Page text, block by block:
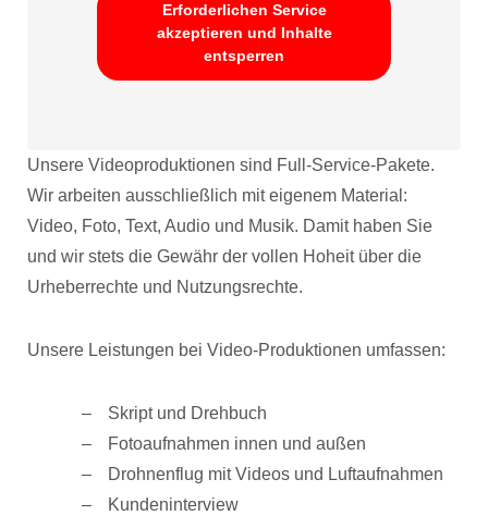
Erforderlichen Service
akzeptieren und Inhalte
entsperren
Unsere Videoproduktionen sind Full-Service-Pakete.
Wir arbeiten ausschließlich mit eigenem Material:
Video, Foto, Text, Audio und Musik. Damit haben Sie
und wir stets die Gewähr der vollen Hoheit über die
Urheberrechte und Nutzungsrechte.
Unsere Leistungen bei Video-Produktionen umfassen:
Skript und Drehbuch
Fotoaufnahmen innen und außen
Drohnenflug mit Videos und Luftaufnahmen
Kundeninterview